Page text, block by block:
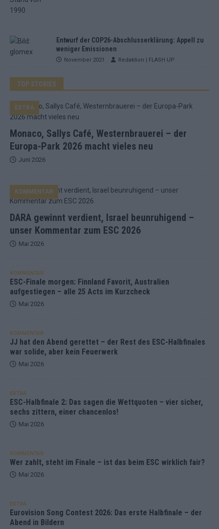
Entwurf der COP26-Abschlusserklärung: Appell zu
weniger Emissionen
November 2021 Redaktion | FLASH UP
TOP STORIES
Monaco, Sallys Café, Westernbrauerei – der
Europa-Park 2026 macht vieles neu
EXTRA
Juni 2026
DARA gewinnt verdient, Israel beunruhigend –
unser Kommentar zum ESC 2026
KOMMENTAR
Mai 2026
KOMMENTAR
ESC-Finale morgen: Finnland Favorit, Australien
aufgestiegen – alle 25 Acts im Kurzcheck
Mai 2026
KOMMENTAR
JJ hat den Abend gerettet – der Rest des ESC-Halbfinales
war solide, aber kein Feuerwerk
Mai 2026
EXTRA
ESC-Halbfinale 2: Das sagen die Wettquoten – vier sicher,
sechs zittern, einer chancenlos!
Mai 2026
KOMMENTAR
Wer zahlt, steht im Finale – ist das beim ESC wirklich fair?
Mai 2026
EXTRA
Eurovision Song Contest 2026: Das erste Halbfinale – der
Abend in Bildern